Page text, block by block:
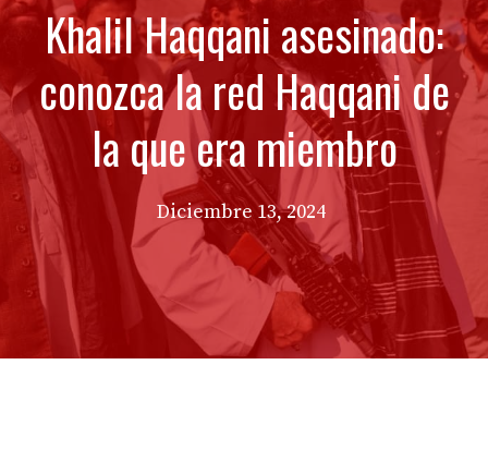
Khalil Haqqani asesinado:
conozca la red Haqqani de
la que era miembro
Diciembre 13, 2024